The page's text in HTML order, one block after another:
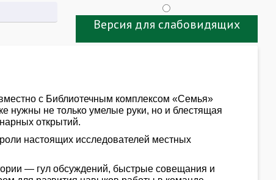
Версия для слабовидящих
с Библиотечным комплексом «Семья»
нужны не только умелые руки, но и блестящая
открытий.
настоящих исследователей местных
— гул обсуждений, быстрые совещания и